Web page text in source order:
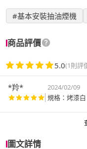
#基本安裝抽油煙機
商品評價
5.0(1則評
*羚*
2024/02/09
規格：烤漆
圖文詳情